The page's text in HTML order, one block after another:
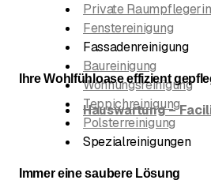
Private Raumpflegerin
Fenstereinigung
Fassadenreinigung
Baureinigung
Wohnungsreinigung
Teppichreinigung
Polsterreinigung
Spezialreinigungen
Ihre Wohlfühloase effizient
Hauswartung –
Immer eine saubere Lösung